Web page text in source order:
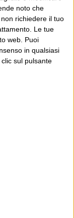
noto che
richiedere il tuo
Le tue
web. Puoi
in qualsiasi
sul pulsante